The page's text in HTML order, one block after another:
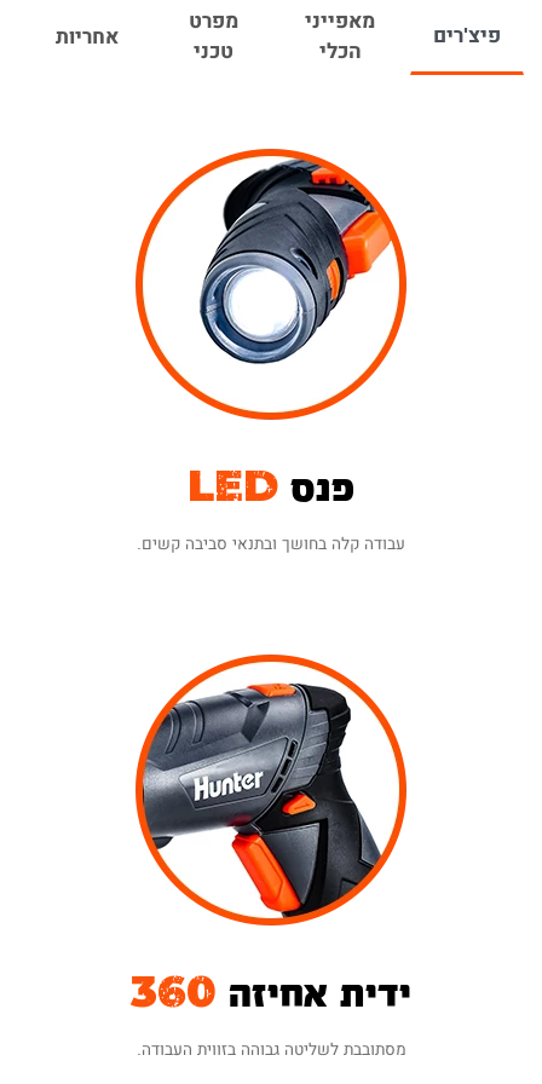
ומאפשרת אחיזה ישירה או בצורת אקדח, דבר המעניק
ורסטליות בעבודה, נוחות ויציבות לעבודה ממושכת
לאורך זמן וללא מאמץ.
ביטים + מאריך.
Hunter.
הכלי מגיע עם תעודת אחריות ל-12 חודשים.
ניתן להרחיב את האחריות ל-24 חודשים ע"י
הזנת פרטי האחריות באתר
(בכפוף לתקנון)
פיצ'רים
מאפייני
הכלי
מפרט
טכני
אחריות
פנס LED
עבודה קלה בחושך ובתנאי סביבה קשים.
ידית אחיזה 360
מסתובבת לשליטה גבוהה בזווית העבודה.